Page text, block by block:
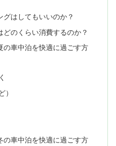
はしてもいいのか？
のくらい消費するのか？
の車中泊を快適に過ごす方
）
の車中泊を快適に過ごす方